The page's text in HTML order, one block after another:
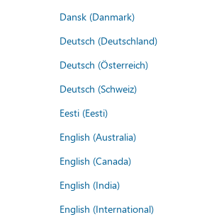
Dansk (Danmark)
Deutsch (Deutschland)
Deutsch (Österreich)
Deutsch (Schweiz)
Eesti (Eesti)
English (Australia)
English (Canada)
English (India)
English (International)